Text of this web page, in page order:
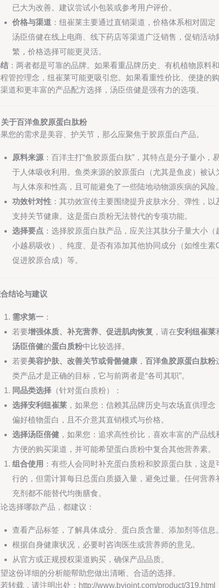
已大为改善。建议尝试小包装或参考用户评价。
价格与渠道 ：纽崔莱主要通过直销渠道，价格体系相对固定
汤臣倍健在线上电商、线下药店等渠道广泛销售，促销活动
繁，价格选择可能更灵活。
：两者都是可靠的品牌。如果看重品牌历史、有机植物原料和
管控理念，纽崔莱可能更吸引您。如果看重性价比、便捷的购
道和更丰富的产品配方选择，汤臣倍健是强有力的选项。
于百洋鱼胶原蛋白肽粉
您的需求是美容、护关节，那么应聚焦于胶原蛋白产品。
原料来源 ：百洋主打“鱼胶原蛋白肽”，其特点是分子量小，
于人体吸收利用。鱼类来源的胶原蛋白（尤其是鱼皮）被认
与人体亲和性高，且可能避免了一些陆地动物源疾病的风险
功效针对性 ：其功效宣传主要围绕提升皮肤水分、弹性，以
支持关节健康。这是蛋白质粉无法替代的专项功能。
选择要点 ：选择胶原蛋白肽产品，应关注其肽分子量大小（
小越易吸收）、纯度、是否有添加其他协同成分（如维生素
促进胶原合成）等。
结论与建议
需求第一 ：
若要增强体质、补充营养、促进肌肉恢复 ，请在安利纽崔莱
汤臣倍健的蛋白质粉中比较选择。
若要美容护肤、改善关节或骨骼健康 ， 百洋鱼胶原蛋白肽粉
类产品才是正确的目标，它与前两者是“各司其职”。
同品类选择 （针对蛋白质粉）：
选择安利纽崔莱 ，如果您：信赖其品牌历史与农场直供理念
偏好植物蛋白，且不介意其直销模式与价格。
选择汤臣倍健 ，如果您：追求高性价比，喜欢丰富的产品线
方便的购买渠道，并可能希望蛋白质粉中复合其他营养素。
组合使用 ：有些人会同时补充蛋白质粉和胶原蛋白肽，这是
行的，但需计算每日总蛋白质摄入量，避免过量。任何营养
充剂都不能替代均衡膳食。
选择哪款产品，都建议：
查看产品标签，了解具体成分、蛋白质含量、添加剂等信息
根据自身健康状况，必要时咨询医生或营养师的意见。
从官方或正规授权渠道购买，确保产品品质。
这份详细的分析能帮助您做出清晰、合适的选择。
转载，请注明出处：http://www.byjoint.com/product/319.html